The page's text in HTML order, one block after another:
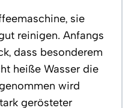
sie
reinigen. Anfangs
dass besonderem
heiße Wasser die
wird
gerösteter